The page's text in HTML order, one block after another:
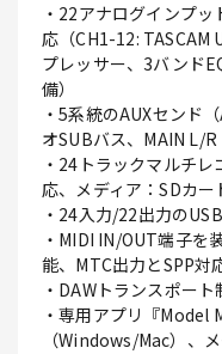
・22アナログインプ
応（CH1-12: TASCAM
プレッサー、3バンド
備）
・5系統のAUXセンド
オSUBバス、MAIN L/R
・24トラックマルチ
応、メディア：SDカー
・24入力/22出力の
・MIDI IN/OUT端子を
能、MTC出力とSPP対
・DAWトランスポー
・専用アプリ『
（Windows/Mac）、